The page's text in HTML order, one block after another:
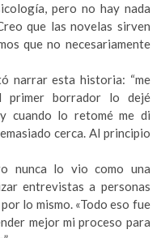
pero no hay nada
que las novelas sirven
que no necesariamente
narrar esta historia: “me
primer borrador lo dejé
cuando lo retomé me di
cerca. Al principio
nunca lo vio como una
entrevistas a personas
lo mismo. «Todo eso fue
mejor mi proceso para